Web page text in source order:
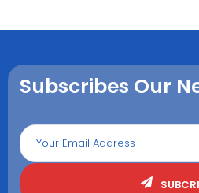
Subscribes Our